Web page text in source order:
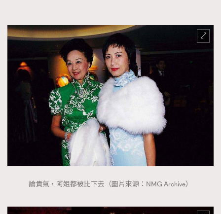
論貴氣，阿姐都被比下去（圖片來源：NMG Archive）